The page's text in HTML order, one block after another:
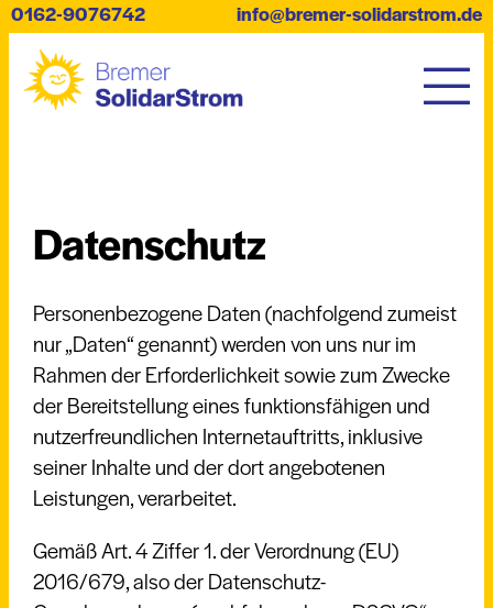
0162-9076742 info@bremer-solidarstrom.de
Datenschutz
Personenbezogene Daten (nachfolgend zumeist
nur „Daten“ genannt) werden von uns nur im
Rahmen der Erforderlichkeit sowie zum Zwecke
der Bereitstellung eines funktionsfähigen und
nutzerfreundlichen Internetauftritts, inklusive
seiner Inhalte und der dort angebotenen
Leistungen, verarbeitet.
Gemäß Art. 4 Ziffer 1. der Verordnung (EU)
2016/679, also der Datenschutz-